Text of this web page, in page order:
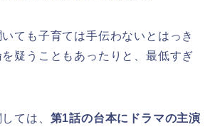
ても子育ては手伝わないとはっき
疑うこともあったりと、最低すぎ
ては、 第1話の台本にドラマの主演